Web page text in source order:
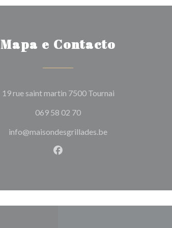
Mapa e Contacto
19 rue saint martin 7500 Tournai((abre numa
069 58 02 70
info@maisondesgrillades.be
Facebook ((abre numa nova